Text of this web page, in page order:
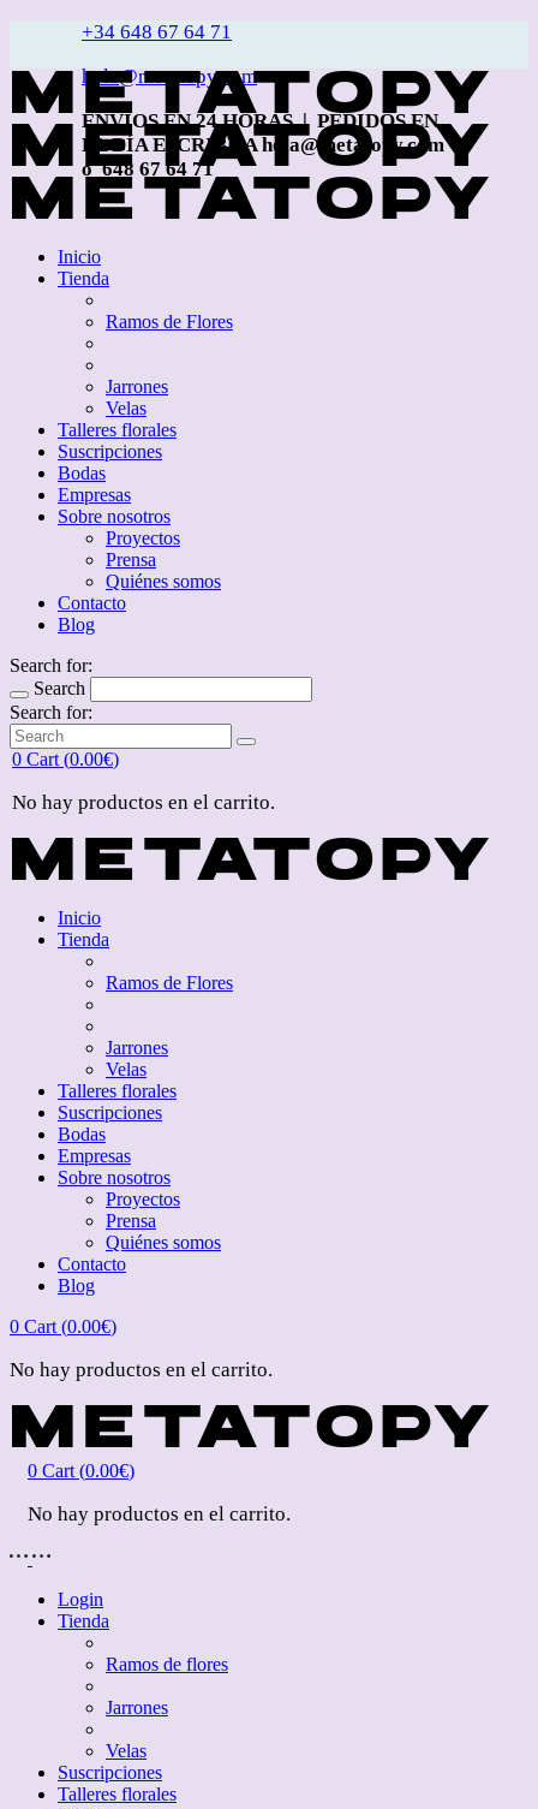
+34 648 67 64 71
hola@metatopy.com
ENVÍOS EN 24 HORAS | PEDIDOS EN
EL DÍA ESCRIBE A hola@metatopy.com
o 648 67 64 71
Inicio
Tienda
Ramos de Flores
Jarrones
Velas
Talleres florales
Suscripciones
Bodas
Empresas
Sobre nosotros
Proyectos
Prensa
Quiénes somos
Contacto
Blog
Search for:
Search
Search for:
0 Cart (0.00€)
No hay productos en el carrito.
Inicio
Tienda
Ramos de Flores
Jarrones
Velas
Talleres florales
Suscripciones
Bodas
Empresas
Sobre nosotros
Proyectos
Prensa
Quiénes somos
Contacto
Blog
0 Cart (0.00€)
No hay productos en el carrito.
0 Cart (0.00€)
No hay productos en el carrito.
Login
Tienda
Ramos de flores
Jarrones
Velas
Suscripciones
Talleres florales